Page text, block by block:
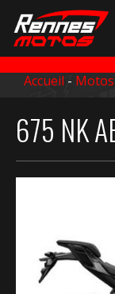
Accueil - Motos
675 NK